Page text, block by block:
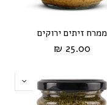
ממרח זיתים ירוקים
25.00 ₪